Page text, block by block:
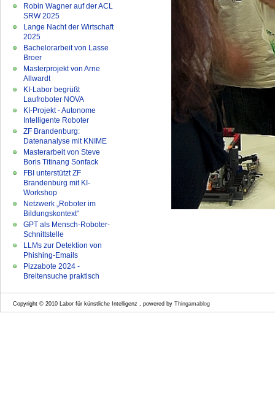
Robin Wagner auf der ACL
SRW 2025
Lange Nacht der Wirtschaft
2025
Bachelorarbeit von Lasse
Broer
Masterprojekt von Arne
Allwardt
KI-Labor begrüßt
Laufroboter NOVA
KI-Projekt - Autonome
Intelligente Roboter
ZF Brandenburg:
Datenanalyse mit KNIME
Masterarbeit von Steve
Boris Titinang Sonfack
FBI unterstützt ZF
Brandenburg mit KI-
Workshop
Netzwerk „Roboter im
Bildungskontext“
GPT als Mensch-Roboter-
Schnittstelle
LLMs zur Detektion von
Phishing-Emails
Pizzabote 2024 -
Breitensuche praktisch
Copyright © 2010 Labor für künstliche Intelligenz , powered by Thingamablog